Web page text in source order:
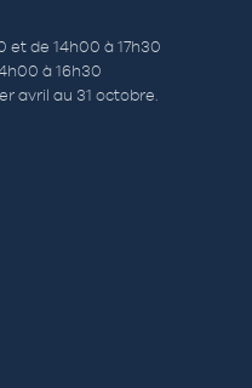
et de 14h00 à 17h30
à 16h30
avril au 31 octobre.